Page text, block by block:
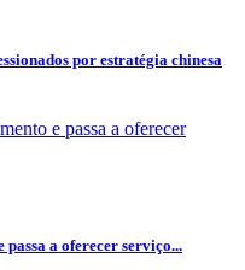
por estratégia chinesa
a oferecer serviço...